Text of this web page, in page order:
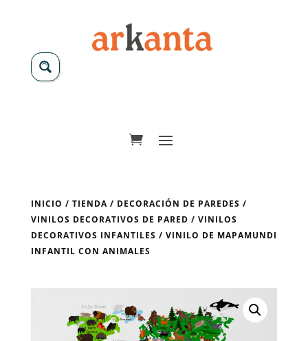
INICIO / TIENDA/ DECORACIÓN DE PAREDES /
VINILOS DECORATIVOS DE PARED / VINILOS
DECORATIVOS INFANTILES / VINILO DE MAPAMUNDI
INFANTIL CON ANIMALES